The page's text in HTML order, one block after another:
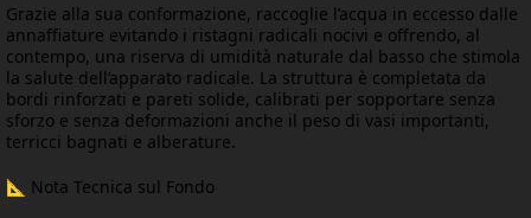
Grazie alla sua conformazione, raccoglie l’acqua in eccesso dalle
annaffiature evitando i ristagni radicali nocivi e offrendo, al
contempo, una riserva di umidità naturale dal basso che stimola
la salute dell’apparato radicale. La struttura è completata da
bordi rinforzati e pareti solide, calibrati per sopportare senza
sforzo e senza deformazioni anche il peso di vasi importanti,
terricci bagnati e alberature.
📐 Nota Tecnica sul Fondo